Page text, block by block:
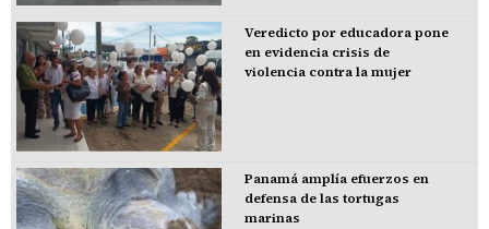
Veredicto por educadora pone
en evidencia crisis de
violencia contra la mujer
Panamá amplía efuerzos en
defensa de las tortugas
marinas